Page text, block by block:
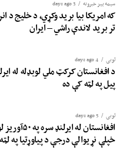
سیمه ییز خبرونه 3 days ago
که امریکا بیا برید وکړي، د خلیج د
تر برید لاندې راشي – ایران
لوبی 4 days ago
د افغانستان کرکټ ملي لوبډله له
پیل په لټه کې ده
لوبی 5 days ago
افغانستان له
خپلې نړیوالې درجې د پیاوړتیا په